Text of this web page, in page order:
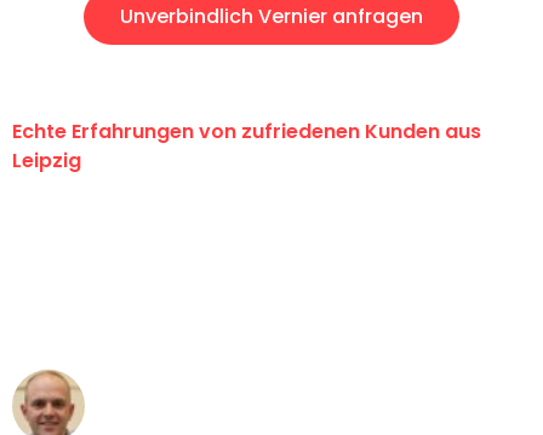
Unverbindlich Vernier anfragen
Echte Erfahrungen von zufriedenen Kunden aus
Leipzig